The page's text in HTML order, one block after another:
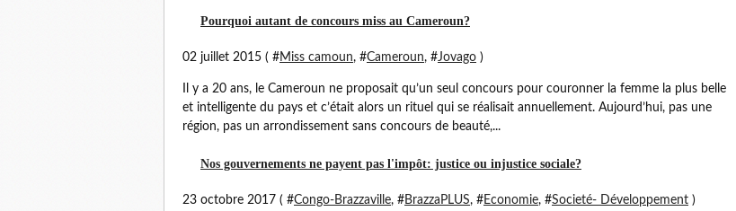
Pourquoi autant de concours miss au Cameroun?
02 juillet 2015 ( #Miss camoun, #Cameroun, #Jovago )
Il y a 20 ans, le Cameroun ne proposait qu’un seul concours pour couronner la femme la plus belle
et intelligente du pays et c’était alors un rituel qui se réalisait annuellement. Aujourd’hui, pas une
région, pas un arrondissement sans concours de beauté,...
Nos gouvernements ne payent pas l'impôt: justice ou injustice sociale?
23 octobre 2017 ( #Congo-Brazzaville, #BrazzaPLUS, #Economie, #Societé- Développement )